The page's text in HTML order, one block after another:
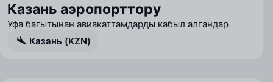
Казань аэропорттору
Уфа багытынан авиакаттамдарды кабыл алгандар
Казань (KZN)